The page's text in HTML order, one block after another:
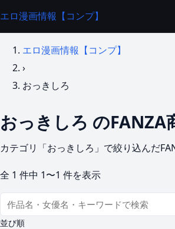
エロ漫画情報【コンプ】
エロ漫画情報【コンプ】
›
おっきしろ
おっきしろ のFANZA
カテゴリ「おっきしろ」で絞り込んだ
全 1 件中 1〜1 件を表示
並び順